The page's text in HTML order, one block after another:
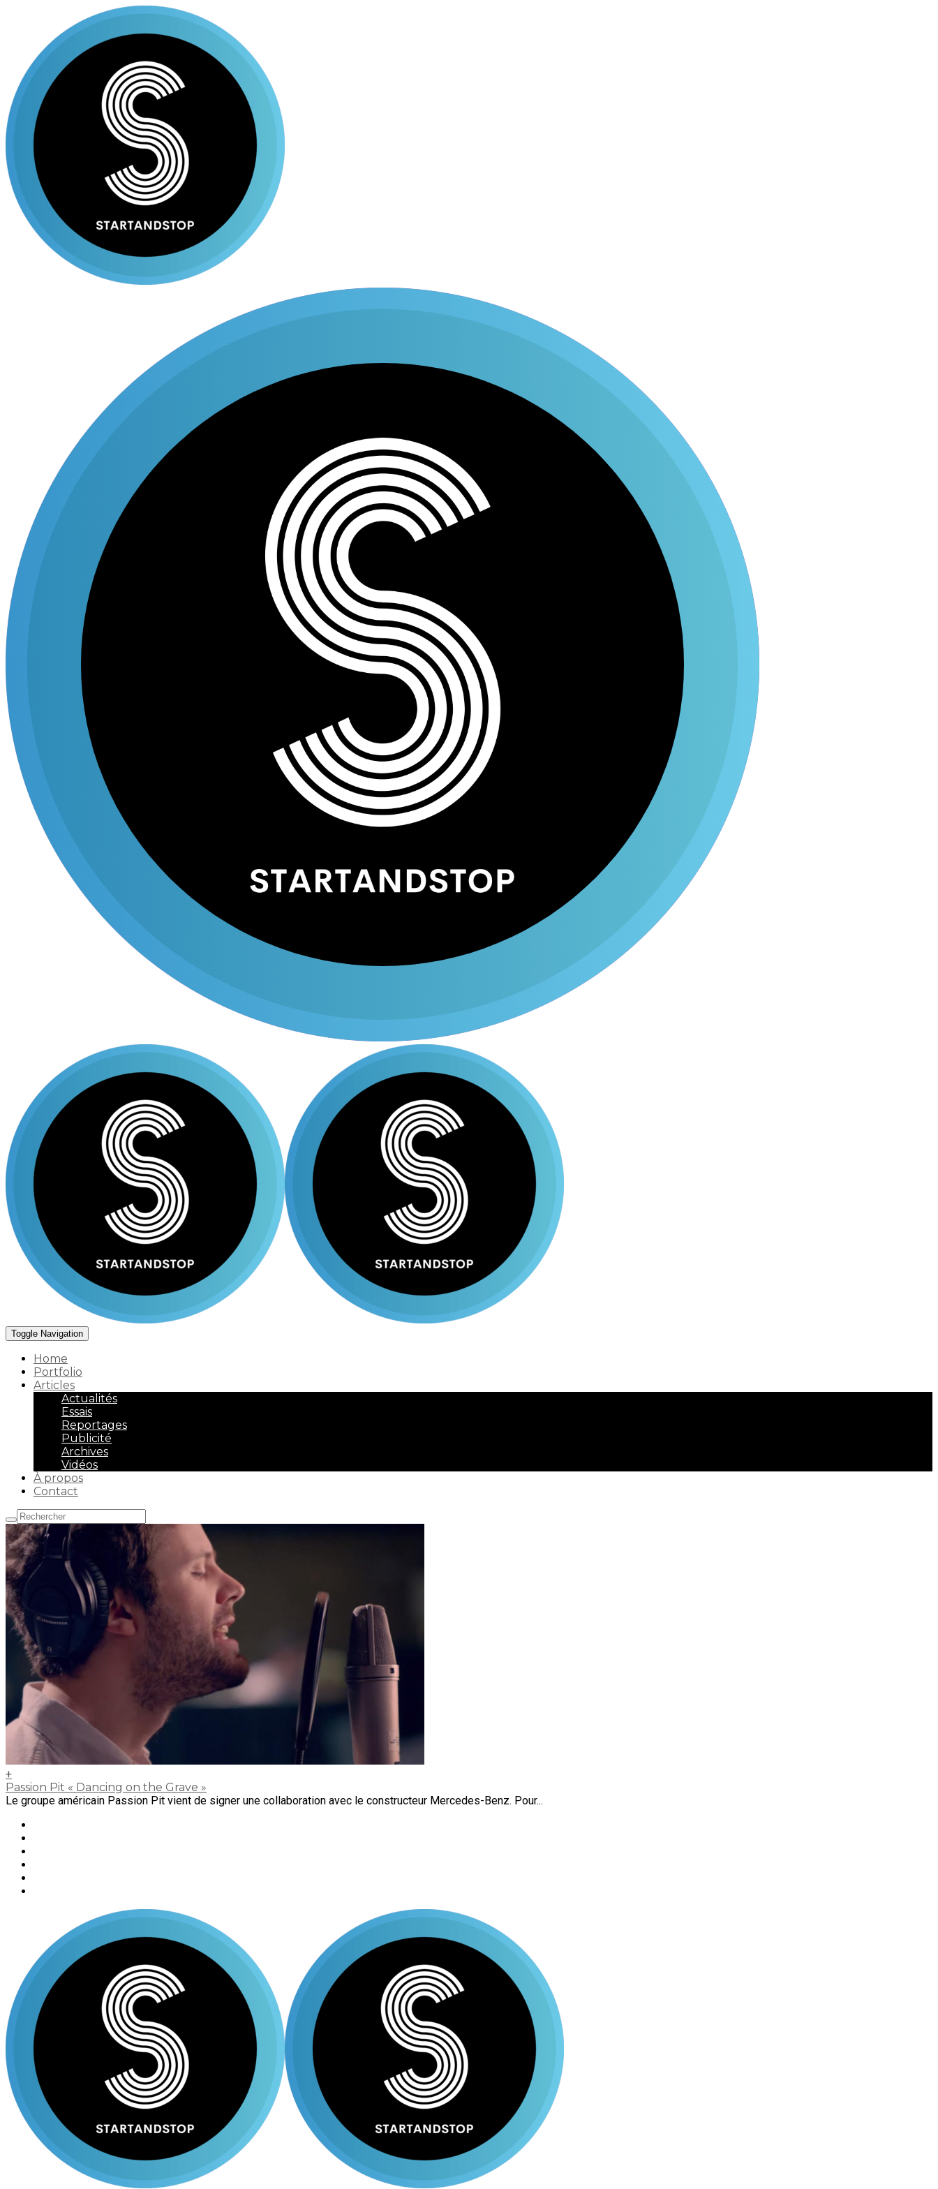
Toggle Navigation
Home
Portfolio
Articles
Actualités
Essais
Reportages
Publicité
Archives
Vidéos
À propos
Contact
+
Passion Pit « Dancing on the Grave »
Le groupe américain Passion Pit vient de signer une collaboration avec le constructeur Mercedes-Benz. Pour...